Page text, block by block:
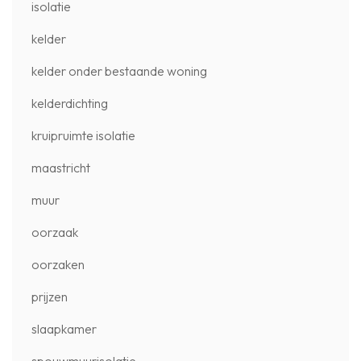
isolatie
kelder
kelder onder bestaande woning
kelderdichting
kruipruimte isolatie
maastricht
muur
oorzaak
oorzaken
prijzen
slaapkamer